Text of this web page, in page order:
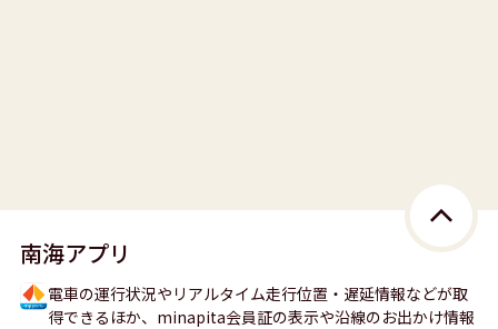
南海アプリ
電車の運行状況やリアルタイム走行位置・遅延情報などが取
得できるほか、minapita会員証の表示や沿線のお出かけ情報